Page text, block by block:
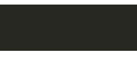
sposób (z odpowiednią wersją